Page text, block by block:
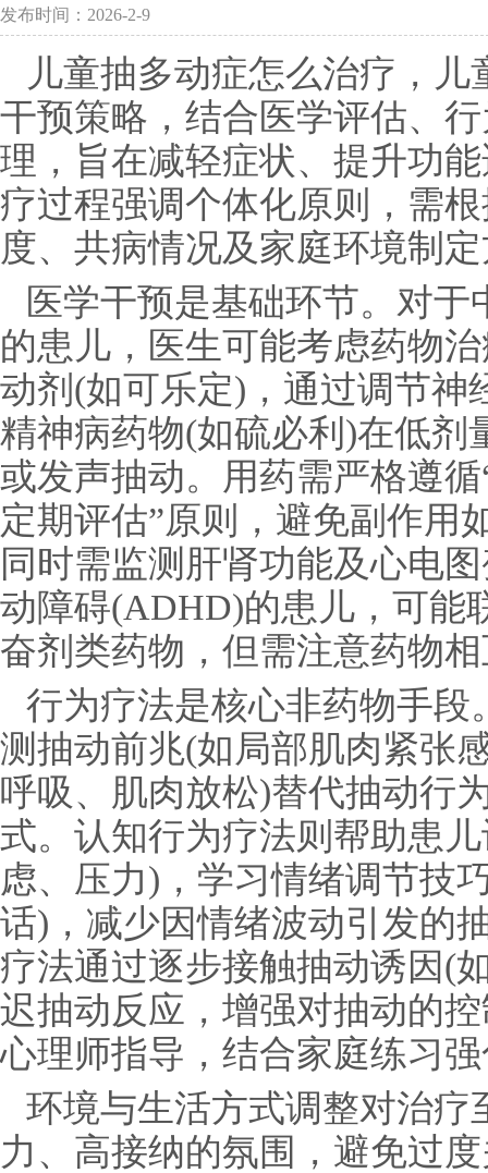
发布时间：2026-2-9
儿童抽多动症怎么治疗，
干预策略，结合医学评估、
理，旨在减轻症状、提升功
疗过程强调个体化原则，需
度、共病情况及家庭环境制
医学干预是基础环节。对
的患儿，医生可能考虑药物
动剂(如可乐定)，通过调节神
精神病药物(如硫必利)在低剂
或发声抽动。用药需严格遵
定期评估”原则，避免副作用
同时需监测肝肾功能及心电
动障碍(ADHD)的患儿，可能
奋剂类药物，但需注意药物
行为疗法是核心非药物手
测抽动前兆(如局部肌肉紧张
呼吸、肌肉放松)替代抽动行
式。认知行为疗法则帮助患
虑、压力)，学习情绪调节技
话)，减少因情绪波动引发的
疗法通过逐步接触抽动诱因(
迟抽动反应，增强对抽动的
心理师指导，结合家庭练习
环境与生活方式调整对治
力、高接纳的氛围，避免过